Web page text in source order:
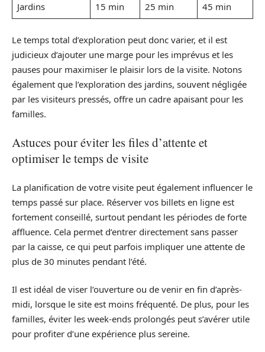
Jardins 15 min 25 min 45 min
Le temps total d’exploration peut donc varier, et il est
judicieux d’ajouter une marge pour les imprévus et les
pauses pour maximiser le plaisir lors de la visite. Notons
également que l’exploration des jardins, souvent négligée
par les visiteurs pressés, offre un cadre apaisant pour les
familles.
Astuces pour éviter les files d’attente et
optimiser le temps de visite
La planification de votre visite peut également influencer le
temps passé sur place. Réserver vos billets en ligne est
fortement conseillé, surtout pendant les périodes de forte
affluence. Cela permet d’entrer directement sans passer
par la caisse, ce qui peut parfois impliquer une attente de
plus de 30 minutes pendant l’été.
Il est idéal de viser l’ouverture ou de venir en fin d’après-
midi, lorsque le site est moins fréquenté. De plus, pour les
familles, éviter les week-ends prolongés peut s’avérer utile
pour profiter d’une expérience plus sereine.